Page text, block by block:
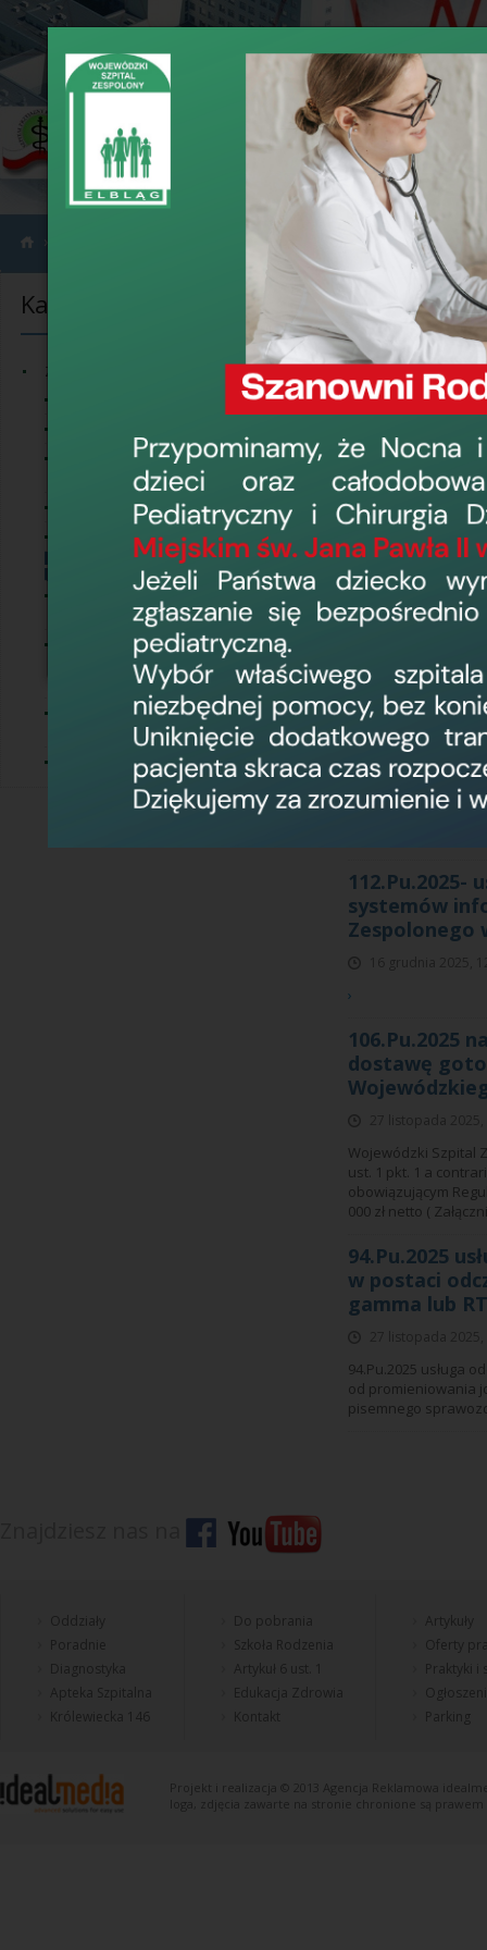
Kategorie informacji
Zamówienia publiczne
Ogłoszenia o dialogu
technicznym
Informacje
Usługi społeczne
Zakupy do 130 tyś. zł netto
Postępowania o wartości
mniejszej niż progi unijne
Postępowania o wartości
równej lub przekraczającej
progi unijne
Postępowania w trybie z
wolnej ręki
Zakupy do 170 tyś. zł netto
Zakupy do
mg proszek
dla potrzeb
17 grudnia 2025,
›
109.Pu.2025
pakietach
16 grudnia 2025,
›
107.Pu2025 -
w ramach
16 grudnia 2025,
Wojewódzki Szpital
ust. 1 pkt. 1 a
112.Pu.2025-
systemów
Zespolonego
›
106.Pu.2025
dostawę
Wojewódzki Szpital
ust. 1 pkt. 1 a
obowiązującym
000 zł netto (
94.Pu.2025
w postaci
gamma lub
94.Pu.2025 usługa
od promieniowania
pisemnego
Poradnie
Diagnostyka
Apteka Szpitalna
Królewiecka 146
Do pobrania
Artykuł 6 ust. 1
Edukacja Zdrowia
Artykuły
Oferty
Praktyki
Parking
Projekt i realizacja © 2013 Agencja Reklamowa
loga, zdjęcia zawarte na stronie chronione są